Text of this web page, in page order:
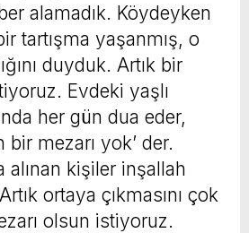
alamadık. Köydeyken
tartışma yaşanmış, o
duyduk. Artık bir
Evdeki yaşlı
her gün dua eder,
bir mezarı yok’ der.
alınan kişiler inşallah
ortaya çıkmasını çok
olsun istiyoruz.